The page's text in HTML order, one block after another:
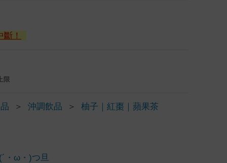
！
限
＞ 沖調飲品 ＞ 柚子｜紅棗｜蘋果茶
・ω・)つ旦